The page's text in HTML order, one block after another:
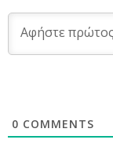
0 COMMENTS